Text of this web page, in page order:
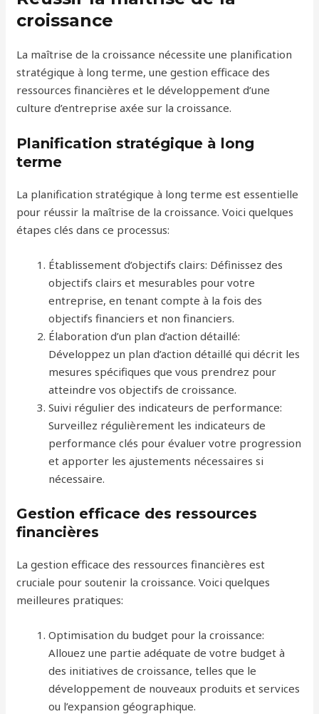
croissance
La maîtrise de la croissance nécessite une planification
stratégique à long terme, une gestion efficace des
ressources financières et le développement d’une
culture d’entreprise axée sur la croissance.
Planification stratégique à long
terme
La planification stratégique à long terme est essentielle
pour réussir la maîtrise de la croissance. Voici quelques
étapes clés dans ce processus:
Établissement d’objectifs clairs: Définissez des
objectifs clairs et mesurables pour votre
entreprise, en tenant compte à la fois des
objectifs financiers et non financiers.
Élaboration d’un plan d’action détaillé:
Développez un plan d’action détaillé qui décrit les
mesures spécifiques que vous prendrez pour
atteindre vos objectifs de croissance.
Suivi régulier des indicateurs de performance:
Surveillez régulièrement les indicateurs de
performance clés pour évaluer votre progression
et apporter les ajustements nécessaires si
nécessaire.
Gestion efficace des ressources
financières
La gestion efficace des ressources financières est
cruciale pour soutenir la croissance. Voici quelques
meilleures pratiques:
Optimisation du budget pour la croissance:
Allouez une partie adéquate de votre budget à
des initiatives de croissance, telles que le
développement de nouveaux produits et services
ou l’expansion géographique.